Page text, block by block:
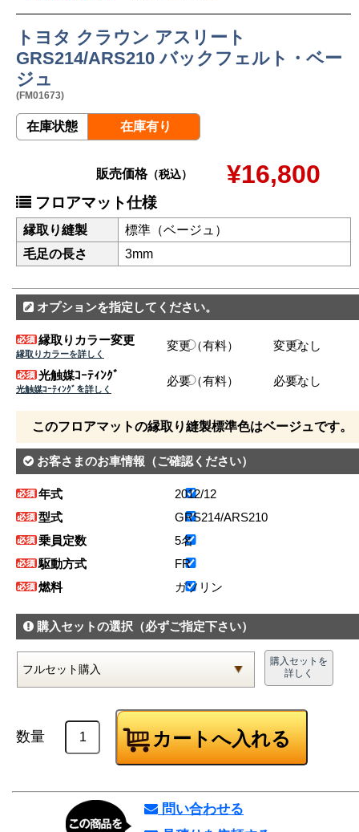
トヨタ クラウン アスリート
GRS214/ARS210 バックフェルト・ベー
ジュ
(FM01673)
在庫状態 在庫有り
販売価格（税込） ¥16,800
フロアマット仕様
縁取り縫製
標準（ベージュ）
毛足の長さ
3mm
オプションを指定してください。
縁取りカラー変更
縁取りカラーを詳しく
変更（有料） 変更なし
光触媒ｺｰﾃｨﾝｸﾞ
光触媒ｺｰﾃｨﾝｸﾞを詳しく
必要（有料） 必要なし
このフロアマットの縁取り縫製標準色はベージュです。
お客さまのお車情報 （ご確認ください）
年式
2012/12
型式
GRS214/ARS210
乗員定数
5名
駆動方式
FR
燃料
ガソリン
購入セットの選択 （必ずご指定下さい）
購入セットを
詳しく
数量
問い合わせる